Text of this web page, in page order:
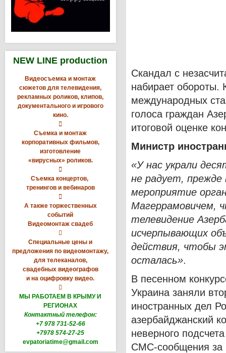
NEW LINE production
Видеосъемка и монтаж
сюжетов для телевидения,
рекламных роликов, клипов,
документального и игрового
кино.

Съемка и монтаж
корпоративных фильмов,
изготовление
«вирусных» роликов.

Съемка концертов,
тренингов и вебинаров

А также торжественных
событий
Видеомонтаж свадеб

Специальные цены и
предложения по видеомонтажу,
для телеканалов,
свадебных видеографов
и на оцифровку видео.

МЫ РАБОТАЕМ В КРЫМУ И
РЕГИОНАХ
Контактный телефон:
+7 978 731-52-66
+7978 574-27-25
evpatoriatime@gmail.com
Скандал с
набирает обороты.
международных
голоса граждан
итоговой оценке
Министр
«У нас украли
не радует, прежде
мероприятие
Магеррамовичем,
телевидение
исчерпывающих
действия, чтобы
осталась».
В песенном
Украина заняли
иностранных дел
азербайджанский
неверного
СМС-сообщения за